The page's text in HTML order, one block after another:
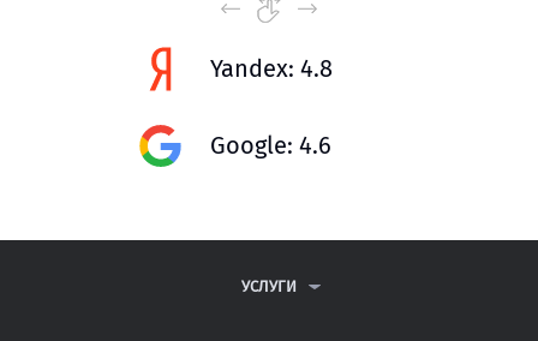
Yandex: 4.8
Google: 4.6
УСЛУГИ